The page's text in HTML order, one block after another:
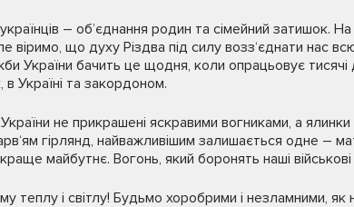
– об’єднання родин та сімейний затишок.
віримо, що духу Різдва під силу возз‘єднати нас
України бачить це щодня, коли опрацьовує тисячі
Україні та закордоном.
не прикрашені яскравими вогниками, а
гірлянд, найважливішим залишається одне –
майбутнє. Вогонь, який боронять наші
теплу і світлу! Будьмо хоробрими і незламними, як